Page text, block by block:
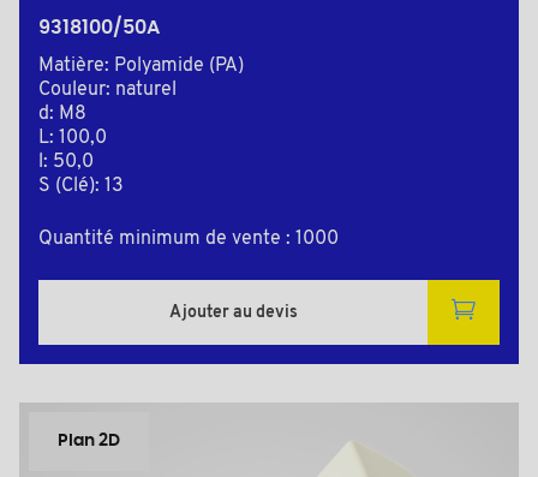
9318100/50A
Matière: Polyamide (PA)
Couleur: naturel
d: M8
L: 100,0
l: 50,0
S (Clé): 13
Quantité minimum de vente : 1000
Ajouter au devis
Plan 2D